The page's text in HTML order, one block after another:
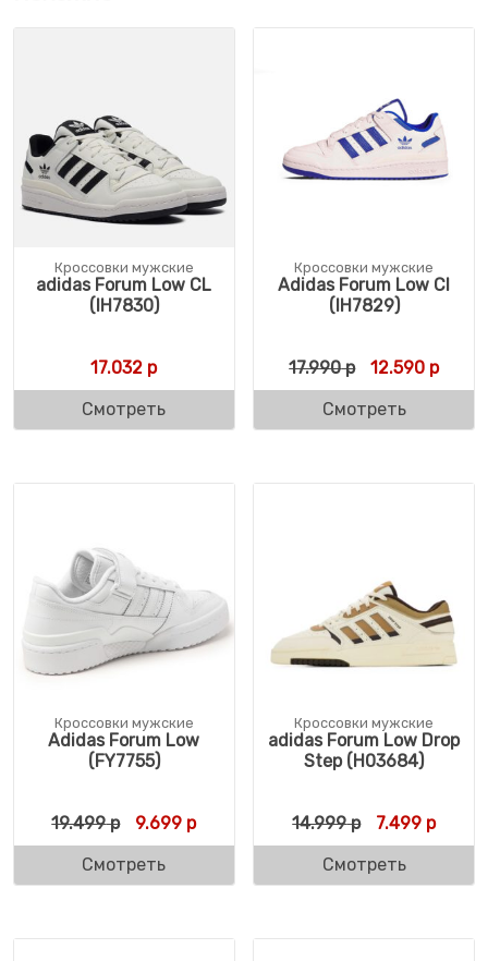
Кроссовки мужские
adidas Forum Low CL
(IH7830)
17.032 р
Смотреть
Кроссовки мужские
Adidas Forum Low Cl
(IH7829)
17.990р 12.590 р
Смотреть
Кроссовки мужские
Adidas Forum Low
(FY7755)
19.499р Первоначальная цена составляла 19.499
9.699 рТекущая цена: 9.699 р.
Смотреть
Кроссовки мужские
adidas Forum Low Drop
Step (H03684)
14.999р 7.499 р
Смотреть